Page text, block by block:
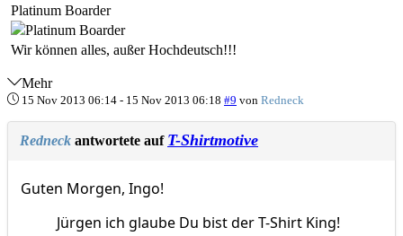
Platinum Boarder
Wir können alles, außer Hochdeutsch!!!
Mehr
15 Nov 2013 06:14 - 15 Nov 2013 06:18 #9 von Redneck
Redneck antwortete auf T-Shirtmotive
Guten Morgen, Ingo!
Jürgen ich glaube Du bist der T-Shirt King!